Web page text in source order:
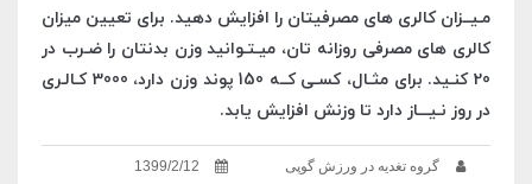
مـیــزان کالری های مصرفیتان را افزایش دهید. برای تعیین میزان
کالری های مصرفی روزانه تان، میـتـوانید وزن بدنتان را ضـرب در
20 کنـید. برای مثـال، کسـی کــه 150 پوند وزن دارد، 3000 کـالـری
در روز نـیـــاز دارد تا وزنش افزایش یابد.
گروه تغدیه در ورزش گوپی
1399/2/12